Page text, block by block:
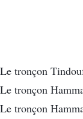
Le tronçon
Le tronçon
Le tronçon